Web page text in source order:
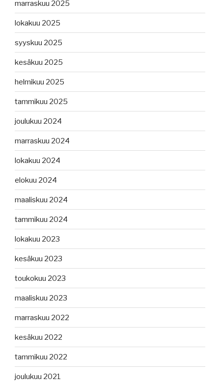
marraskuu 2025
lokakuu 2025
syyskuu 2025
kesäkuu 2025
helmikuu 2025
tammikuu 2025
joulukuu 2024
marraskuu 2024
lokakuu 2024
elokuu 2024
maaliskuu 2024
tammikuu 2024
lokakuu 2023
kesäkuu 2023
toukokuu 2023
maaliskuu 2023
marraskuu 2022
kesäkuu 2022
tammikuu 2022
joulukuu 2021